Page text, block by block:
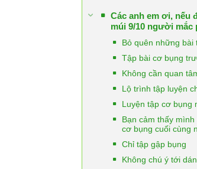
Các anh em ơi, nếu
múi 9/10 người mắc
Bỏ quên những bài
Tập bài cơ bụng
Không cần quan
Lộ trình tập luyện
Luyện tập cơ bụng
Bạn cảm thấy
cơ bụng cuối cùng
Chỉ tập gập bụng
Không chú ý tới